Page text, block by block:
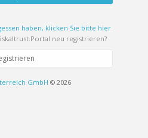
haben, klicken Sie bitte hier
neu registrieren?
GmbH © 2026